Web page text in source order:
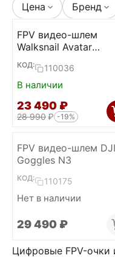
Цена Бренд
Цифровые FPV-
FPV видео-шлем
Walksnail Avatar
Goggles L
КОД: 110036
В наличии
23 490 ₽
28 990₽ -19%
FPV видео-шлем DJI
Goggles N3
КОД: 110175
Нет в наличии
29 490 ₽